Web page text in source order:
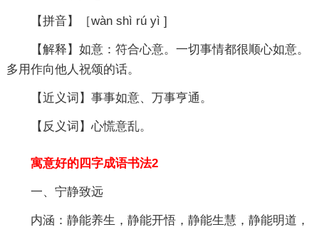
【拼音】［wàn shì rú yì ]
【解释】如意：符合心意。一切事情都很顺心如意。
多用作向他人祝颂的话。
【近义词】事事如意、万事亨通。
【反义词】心慌意乱。
寓意好的四字成语书法2
一、宁静致远
内涵：静能养生，静能开悟，静能生慧，静能明道，